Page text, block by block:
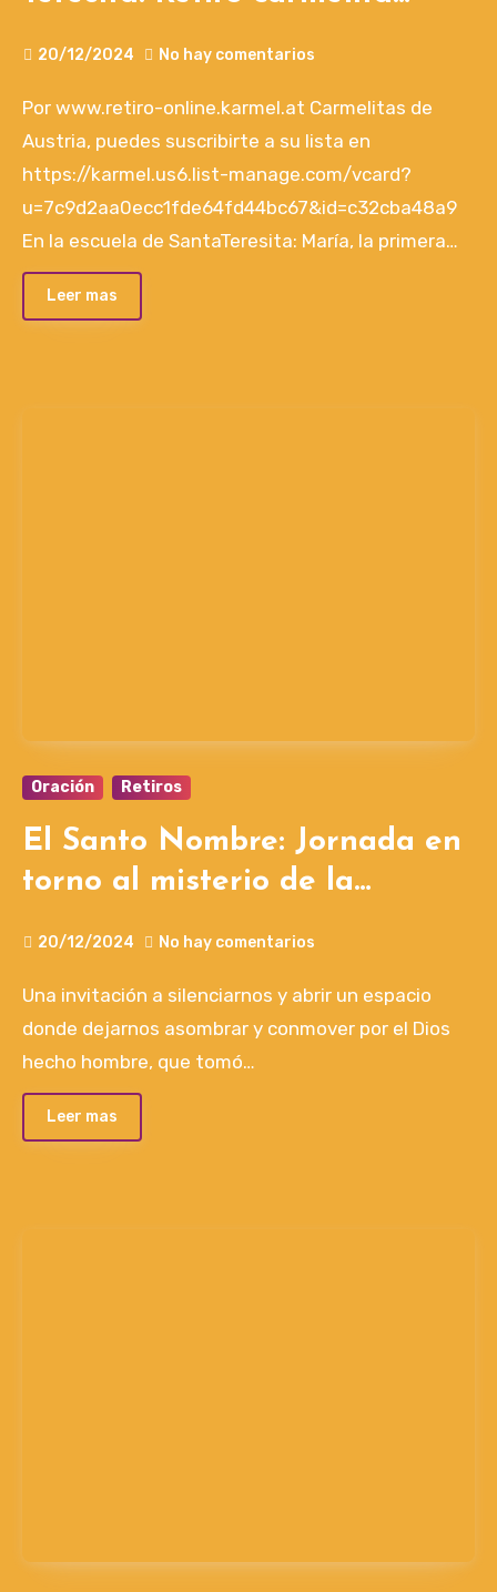
20/12/2024 No hay comentarios
Por www.retiro-online.karmel.at Carmelitas de
Austria, puedes suscribirte a su lista en
https://karmel.us6.list-manage.com/vcard?
u=7c9d2aa0ecc1fde64fd44bc67&id=c32cba48a9
En la escuela de SantaTeresita: María, la primera…
Leer mas
Oración Retiros
El Santo Nombre: Jornada en
torno al misterio de la
20/12/2024 No hay comentarios
Una invitación a silenciarnos y abrir un espacio
donde dejarnos asombrar y conmover por el Dios
hecho hombre, que tomó…
Leer mas